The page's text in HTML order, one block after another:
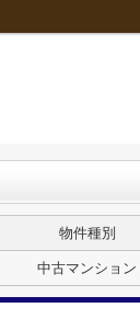
物件種別
中古マンション